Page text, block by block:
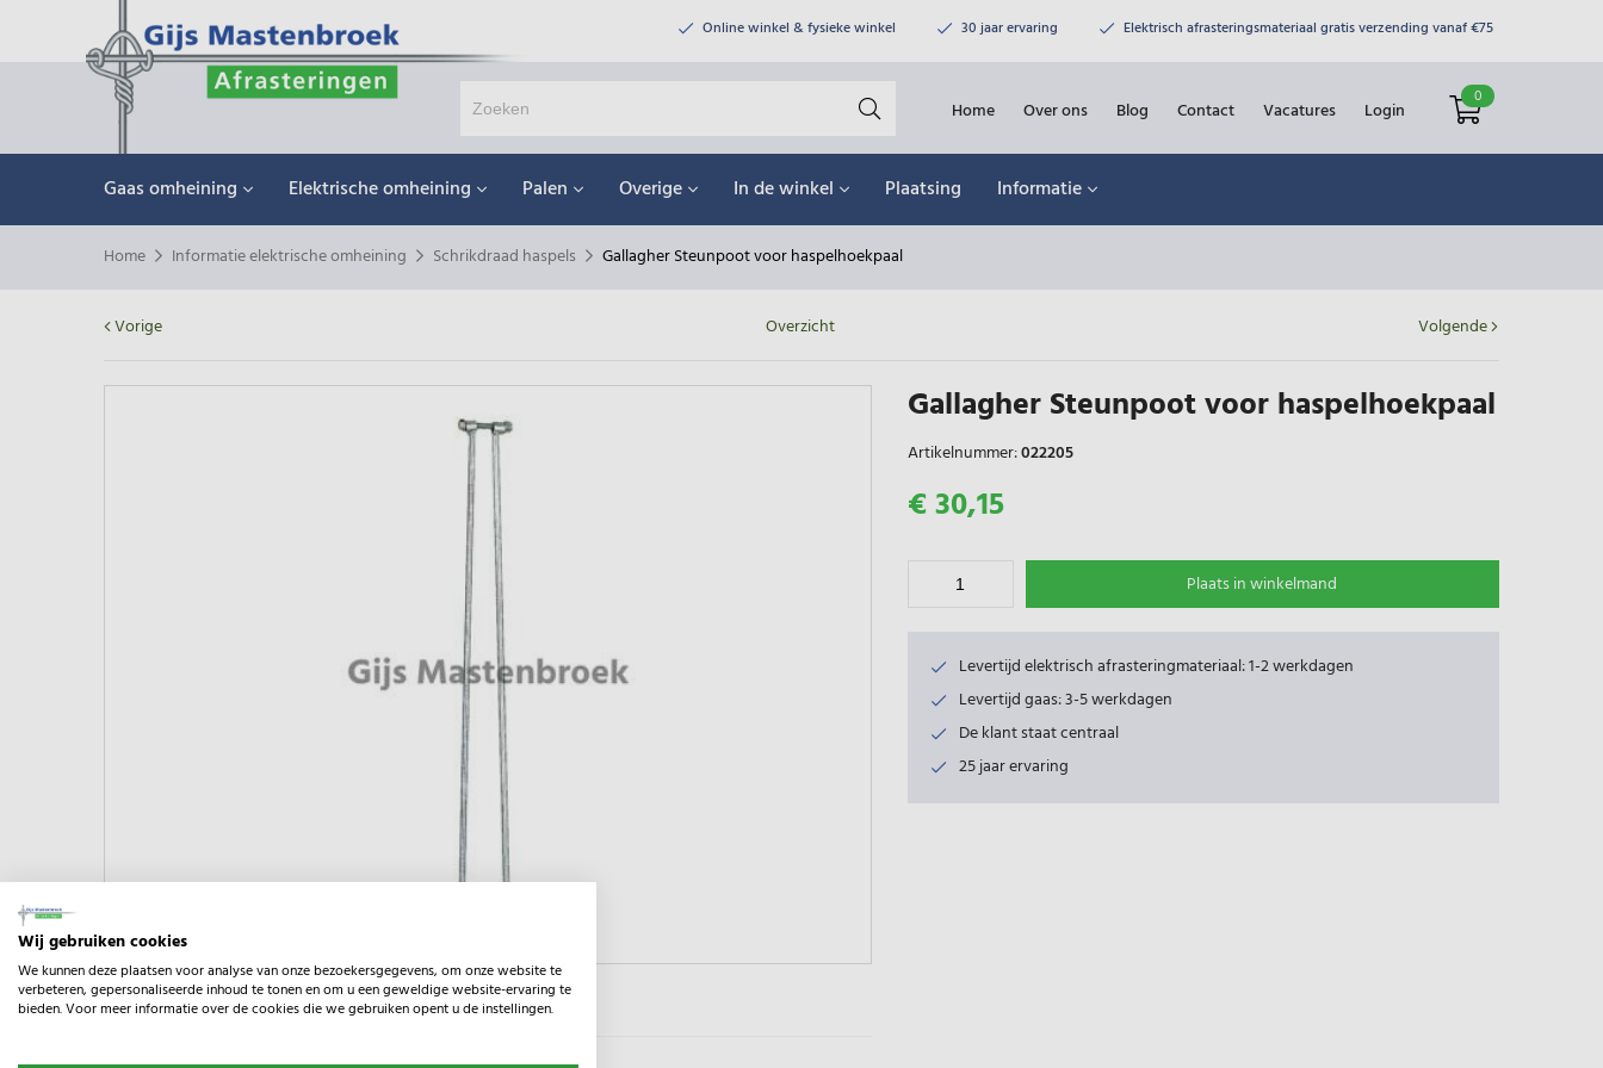
Online winkel & fysieke winkel 30 jaar ervaring Elektrisch afrasteringsmateriaal gratis verzending vanaf €75
0
Login
Home Over ons Blog Contact Vacatures
Gaas omheining Elektrische omheining Palen Overige In de winkel Plaatsing Informatie
Home Informatie elektrische omheining Schrikdraad haspels Gallagher Steunpoot voor haspelhoekpaal
Vorige Overzicht Volgende
Omschrijving Specificaties
Gallagher Steunpoot voor haspelhoekpaal
Artikelnummer:022205
€ 30,15
Plaats in winkelmand
Levertijd elektrisch afrasteringmateriaal: 1-2 werkdagen
Levertijd gaas: 3-5 werkdagen
De klant staat centraal
25 jaar ervaring
Wij gebruiken cookies
We kunnen deze plaatsen voor analyse van onze bezoekersgegevens, om onze website te
verbeteren, gepersonaliseerde inhoud te tonen en om u een geweldige website-ervaring te
bieden. Voor meer informatie over de cookies die we gebruiken opent u de instellingen.